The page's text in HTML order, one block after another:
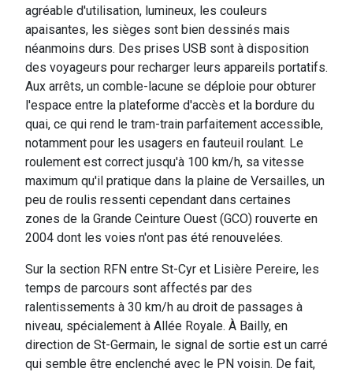
agréable d'utilisation, lumineux, les couleurs
apaisantes, les sièges sont bien dessinés mais
néanmoins durs. Des prises USB sont à disposition
des voyageurs pour recharger leurs appareils portatifs.
Aux arrêts, un comble-lacune se déploie pour obturer
l'espace entre la plateforme d'accès et la bordure du
quai, ce qui rend le tram-train parfaitement accessible,
notamment pour les usagers en fauteuil roulant. Le
roulement est correct jusqu'à 100 km/h, sa vitesse
maximum qu'il pratique dans la plaine de Versailles, un
peu de roulis ressenti cependant dans certaines
zones de la Grande Ceinture Ouest (GCO) rouverte en
2004 dont les voies n'ont pas été renouvelées.
Sur la section RFN entre St-Cyr et Lisière Pereire, les
temps de parcours sont affectés par des
ralentissements à 30 km/h au droit de passages à
niveau, spécialement à Allée Royale. À Bailly, en
direction de St-Germain, le signal de sortie est un carré
qui semble être enclenché avec le PN voisin. De fait,